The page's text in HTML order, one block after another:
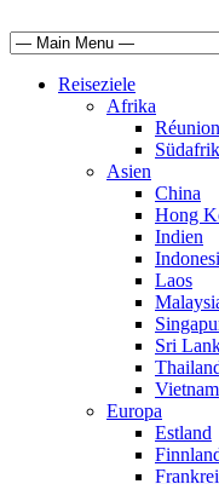
Reiseziele
Afrika
Asien
China
Hong
Indien
Laos
Sri
Vietnam
Europa
Estland